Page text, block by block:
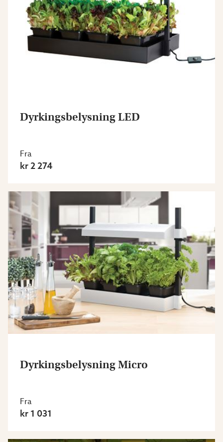
Dyrkingsbelysning LED
Fra
kr 2 274
Dyrkingsbelysning Micro
Fra
kr 1 031